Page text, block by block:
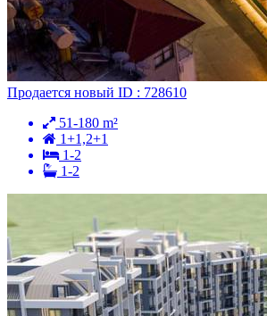
Продается новый ID : 728610
51-180 m²
1+1,2+1
1-2
1-2